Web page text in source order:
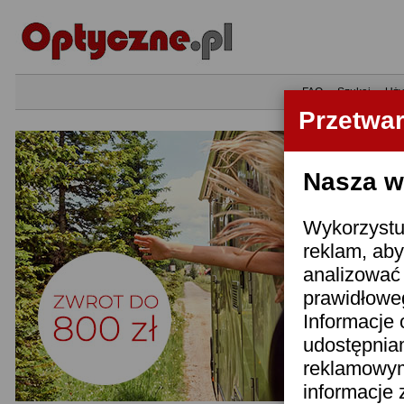
Nasza
reklam,
Informacje
informacje
•FAQ•Szukaj•